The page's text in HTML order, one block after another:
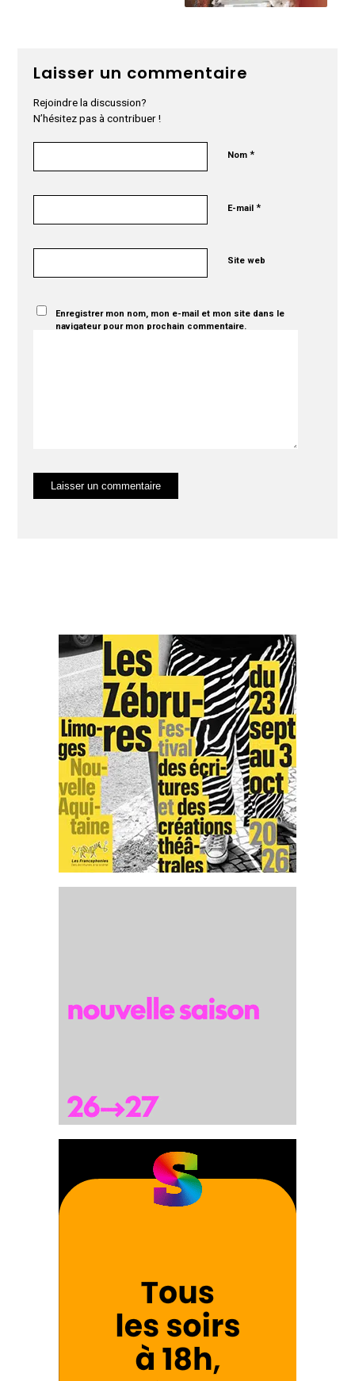
Laisser un commentaire
Rejoindre la discussion?
N’hésitez pas à contribuer !
Nom*
E-mail*
Site web
Enregistrer mon nom, mon e-mail et mon site dans le
navigateur pour mon prochain commentaire.